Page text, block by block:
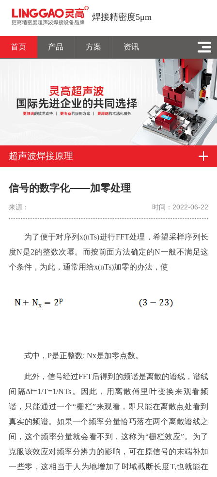
焊接精密度5μm
首页 产品 方案 资讯
超声波焊接原理
信号的数字化——加零处理
来源： 时间：2022-06-22
为了便于对序列x(nTs)进行FFT处理，希望采样序列长
度N是2的整数次幂。而按前面方法确定的N一般不满足这
个条件，为此，通常用给x(nTs)加零的办法，使
式中， P是正整数; Nx是加零点数。
此外，信号经过FFT后得到的频谐是离散的谱线，谱线
间隔∆f=1/T=1/NTs 。因此，用离散傅里叶变换来观看频
谐，只能通过一个“栅栏”来观看，即只能在离散点处看到
真实的频谱。如果一个频率分量恰巧落在两个离散谱线之
间，这个频率分量就会看不到，这称为“栅栏效应”。为了
克服该效应对频率分辨力的影响，可在原信号的末端补加
一些零，这相当于人为地增加了时域截断长度T,也就能在